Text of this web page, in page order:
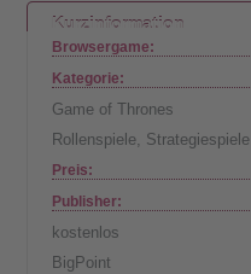
Kurzinformation
Browsergame:
Kategorie:
Game of Thrones
Rollenspiele, Strategiespiele
Preis:
Publisher:
kostenlos
BigPoint